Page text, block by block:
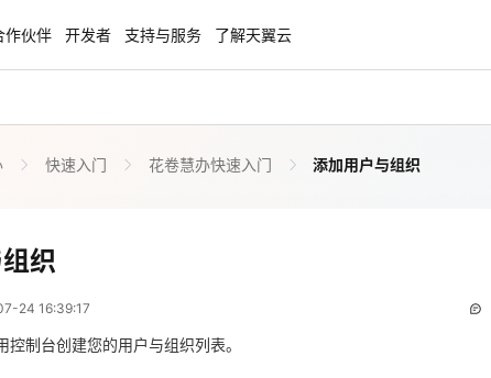
典 NEW 安全隔离版OpenClaw NEW
划
资源安全访问平台，助
步青云
作伙伴 开发者 支持与服务 了解天翼云
快速入门 花卷慧办快速入门 添加用户与组织
织
24 16:39:17
控制台创建您的用户与组织列表。